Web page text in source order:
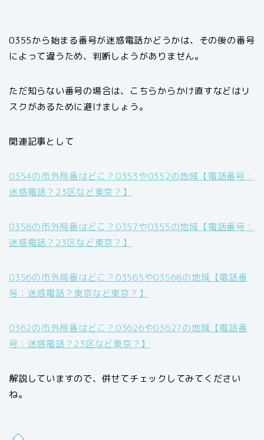
0355から始まる番号が迷惑電話かどうかは、その後の番号
によって違うため、判断しようがありません。
ただ知らない番号の場合は、こちらからかけ直すなどはリ
スクがあるために避けましょう。
関連記事として
0354の市外局番はどこ？0353や0352の地域【電話番号：
迷惑電話？23区など東京？】
0358の市外局番はどこ？0357や0355の地域【電話番号：
迷惑電話？23区など東京？】
0356の市外局番はどこ？03565や03568の地域【電話番
号：迷惑電話？東京など東京？】
0362の市外局番はどこ？03626や03627の地域【電話番
号：迷惑電話？23区など東京？】
解説していますので、併せてチェックしてみてください
ね。